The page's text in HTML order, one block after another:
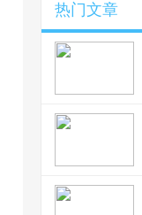
热门文章